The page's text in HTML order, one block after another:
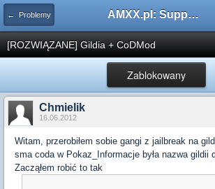
← Problemy AMXX.pl: Support AMX Mod X i SourceMod
[ROZWIĄZANE] Gildia + CoDMod
Zablokowany
Chmielik
16.06.2012
Witam, przerobiłem sobie gangi z jailbreak na
sma coda w Pokaz_Informacje była nazwa gildii
Zacząłem robić to tak